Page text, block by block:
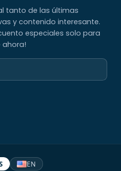
tanto de las últimas
y contenido interesante.
especiales solo para
ahora!
EN